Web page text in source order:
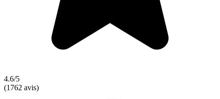
4.6/5
(1762 avis)